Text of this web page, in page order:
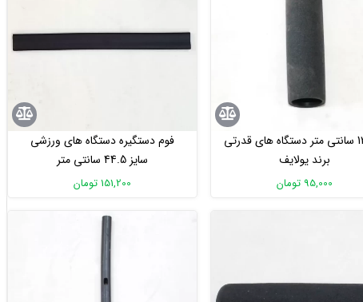
فوم 12 سانتی متر دستگاه های قدرتی
برند یولایف
95,000 تومان
فوم دستگیره دستگاه های ورزشی
سایز 44.5 سانتی متر
151,200 تومان